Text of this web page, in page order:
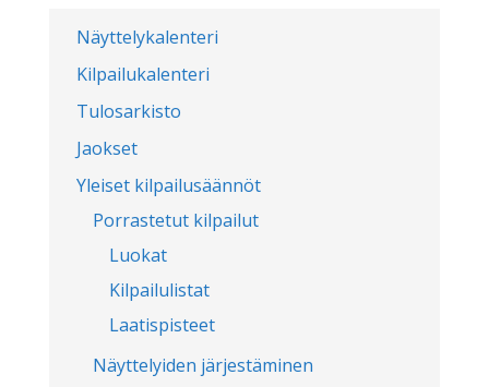
Näyttelykalenteri
Kilpailukalenteri
Tulosarkisto
Jaokset
Yleiset kilpailusäännöt
Porrastetut kilpailut
Luokat
Kilpailulistat
Laatispisteet
Näyttelyiden järjestäminen